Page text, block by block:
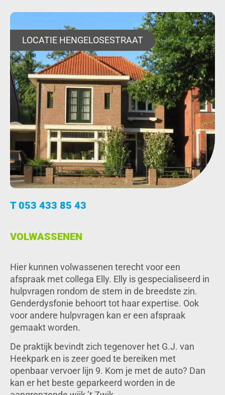
LOCATIE HENGELOSESTRAAT
T 053 433 85 43
VOLWASSENEN
Hier kunnen volwassenen terecht voor een
afspraak met collega Elly. Elly is gespecialiseerd in
hulpvragen rondom de stem in de breedste zin.
Genderdysfonie behoort tot haar expertise. Ook
voor andere hulpvragen kan er een afspraak
gemaakt worden.
De praktijk bevindt zich tegenover het G.J. van
Heekpark en is zeer goed te bereiken met
openbaar vervoer lijn 9. Kom je met de auto? Dan
kan er het beste geparkeerd worden in de